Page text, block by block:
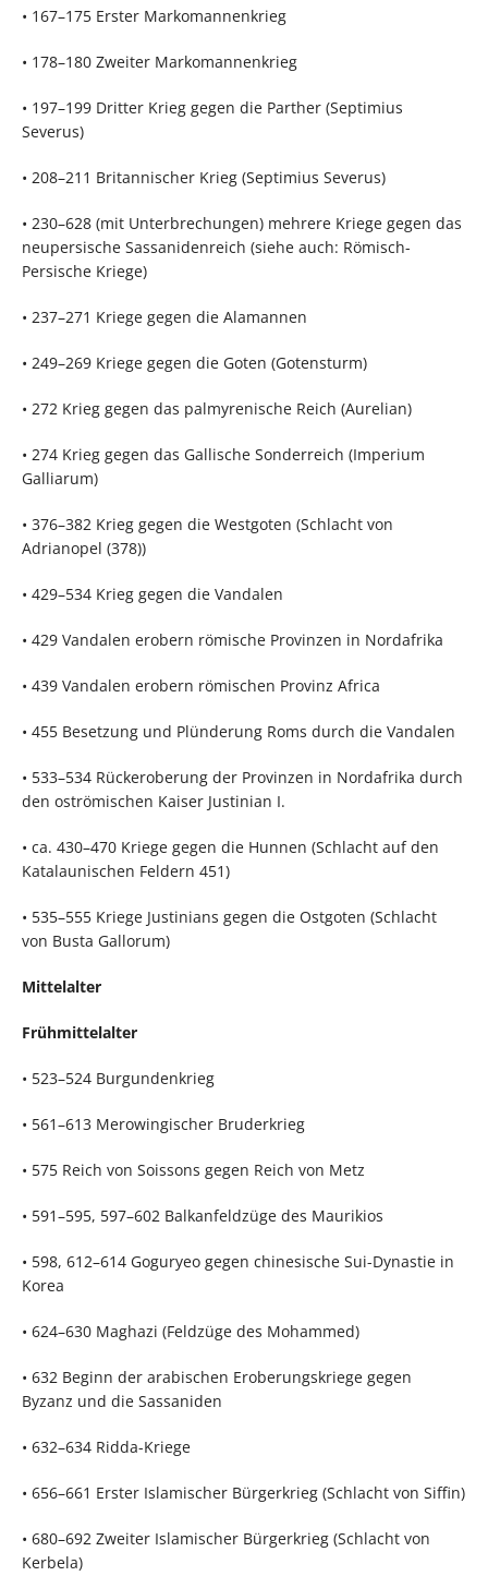
• 167–175 Erster Markomannenkrieg
• 178–180 Zweiter Markomannenkrieg
• 197–199 Dritter Krieg gegen die Parther (Septimius
Severus)
• 208–211 Britannischer Krieg (Septimius Severus)
• 230–628 (mit Unterbrechungen) mehrere Kriege gegen das
neupersische Sassanidenreich (siehe auch: Römisch-
Persische Kriege)
• 237–271 Kriege gegen die Alamannen
• 249–269 Kriege gegen die Goten (Gotensturm)
• 272 Krieg gegen das palmyrenische Reich (Aurelian)
• 274 Krieg gegen das Gallische Sonderreich (Imperium
Galliarum)
• 376–382 Krieg gegen die Westgoten (Schlacht von
Adrianopel (378))
• 429–534 Krieg gegen die Vandalen
• 429 Vandalen erobern römische Provinzen in Nordafrika
• 439 Vandalen erobern römischen Provinz Africa
• 455 Besetzung und Plünderung Roms durch die Vandalen
• 533–534 Rückeroberung der Provinzen in Nordafrika durch
den oströmischen Kaiser Justinian I.
• ca. 430–470 Kriege gegen die Hunnen (Schlacht auf den
Katalaunischen Feldern 451)
• 535–555 Kriege Justinians gegen die Ostgoten (Schlacht
von Busta Gallorum)
Mittelalter
Frühmittelalter
• 523–524 Burgundenkrieg
• 561–613 Merowingischer Bruderkrieg
• 575 Reich von Soissons gegen Reich von Metz
• 591–595, 597–602 Balkanfeldzüge des Maurikios
• 598, 612–614 Goguryeo gegen chinesische Sui-Dynastie in
Korea
• 624–630 Maghazi (Feldzüge des Mohammed)
• 632 Beginn der arabischen Eroberungskriege gegen
Byzanz und die Sassaniden
• 632–634 Ridda-Kriege
• 656–661 Erster Islamischer Bürgerkrieg (Schlacht von Siffin)
• 680–692 Zweiter Islamischer Bürgerkrieg (Schlacht von
Kerbela)